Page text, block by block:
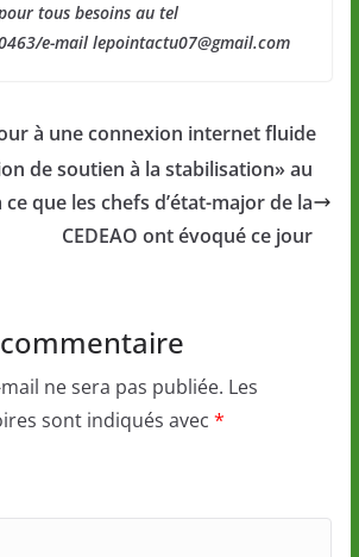
tous besoins au tel
e-mail lepointactu07@gmail.com
à une connexion internet fluide
de soutien à la stabilisation» au
ce que les chefs d’état-major de la
CEDEAO ont évoqué ce jour
ne sera pas publiée. Les
sont indiqués avec *